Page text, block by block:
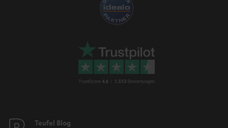
Teufel Blog